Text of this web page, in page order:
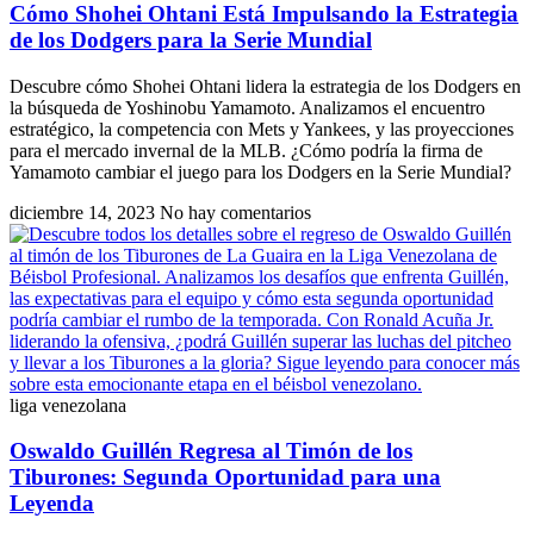
Cómo Shohei Ohtani Está Impulsando la Estrategia
de los Dodgers para la Serie Mundial
Descubre cómo Shohei Ohtani lidera la estrategia de los Dodgers en
la búsqueda de Yoshinobu Yamamoto. Analizamos el encuentro
estratégico, la competencia con Mets y Yankees, y las proyecciones
para el mercado invernal de la MLB. ¿Cómo podría la firma de
Yamamoto cambiar el juego para los Dodgers en la Serie Mundial?
diciembre 14, 2023 No hay comentarios
liga venezolana
Oswaldo Guillén Regresa al Timón de los
Tiburones: Segunda Oportunidad para una
Leyenda